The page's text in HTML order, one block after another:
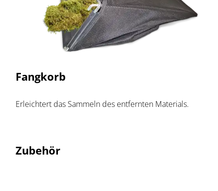
Fangkorb
Erleichtert das Sammeln des entfernten Materials.
Zubehör